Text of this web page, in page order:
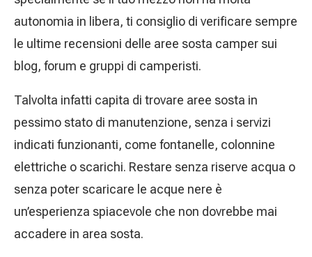
autonomia in libera, ti consiglio di verificare sempre
le ultime recensioni delle aree sosta camper sui
blog, forum e gruppi di camperisti.
Talvolta infatti capita di trovare aree sosta in
pessimo stato di manutenzione, senza i servizi
indicati funzionanti, come fontanelle, colonnine
elettriche o scarichi. Restare senza riserve acqua o
senza poter scaricare le acque nere è
un’esperienza spiacevole che non dovrebbe mai
accadere in area sosta.